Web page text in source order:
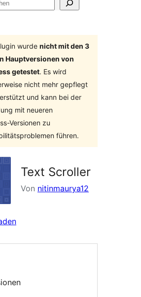
wurde nicht mit den 3
Hauptversionen von
getestet. Es wird
nicht mehr gepflegt
und kann bei der
mit neueren
Versionen zu
führen.
Text Scroller
Von nitinmaurya12